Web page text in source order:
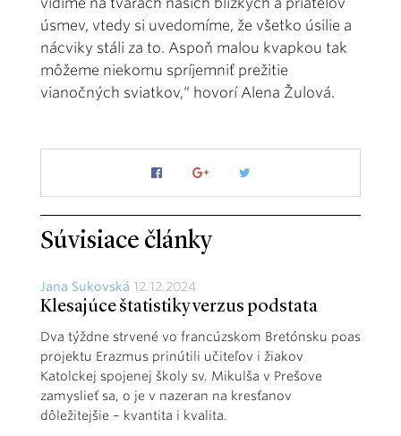
úsmev, vtedy si uvedomíme, že všetko úsilie a
nácviky stáli za to. Aspoň malou kvapkou tak
môžeme niekomu spríjemniť prežitie
vianočných sviatkov,“ hovorí Alena Žulová.
Súvisiace články
Jana Sukovská 12.12.2024
Klesajúce štatistiky verzus podstata
Dva týždne strvené vo francúzskom Bretónsku poas
projektu Erazmus prinútili učiteľov i žiakov
Katolckej spojenej školy sv. Mikulša v Prešove
zamyslieť sa, o je v nazeran na kresťanov
dôležitejšie – kvantita i kvalita.